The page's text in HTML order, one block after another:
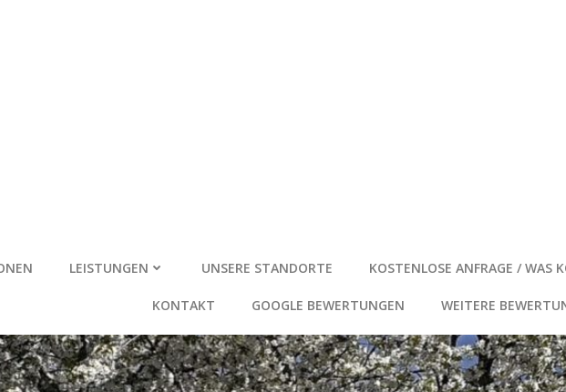
LEISTUNGEN UNSERE STANDORTE KOSTENLOSE ANFRAGE / WAS
KONTAKT GOOGLE BEWERTUNGEN WEITERE